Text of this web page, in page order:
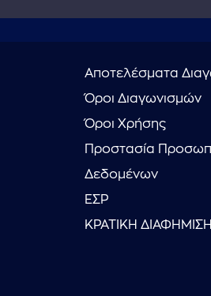
Αποτελέσματα
Όροι Διαγωνισμών
Όροι Χρήσης
Προστασία
Δεδομένων
ΕΣΡ
ΚΡΑΤΙΚΗ ΔΙΑΦΗΜΙΣΗ